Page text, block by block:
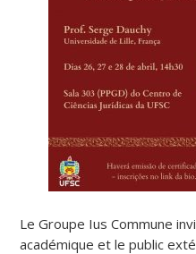
Le Groupe Ius Commune
académique et le public